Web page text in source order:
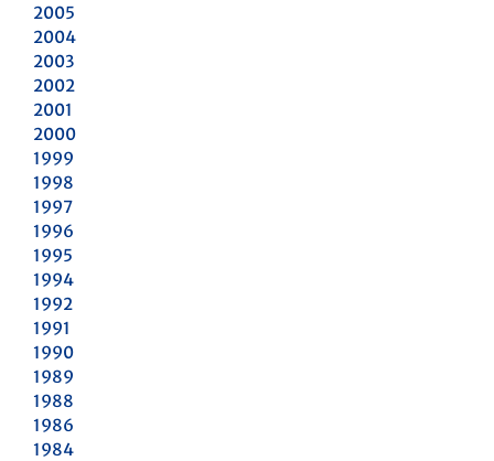
2005
2004
2003
2002
2001
2000
1999
1998
1997
1996
1995
1994
1992
1991
1990
1989
1988
1986
1984